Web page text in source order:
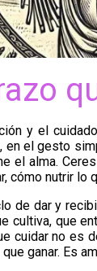
y el
en el gesto
el alma.
cómo nutrir lo
de dar y
cultiva, que
cuidar no es
ganar. Es